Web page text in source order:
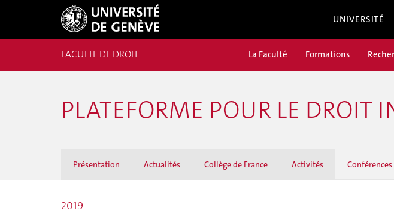
UNIVERSITÉ
FACULTÉ DE DROIT La Faculté Formations
PLATEFORME POUR LE DROIT
Présentation Actualités Collège de France Activités Conférences
2019